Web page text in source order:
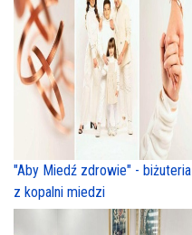
"Aby Miedź zdrowie" - biżuteria
z kopalni miedzi